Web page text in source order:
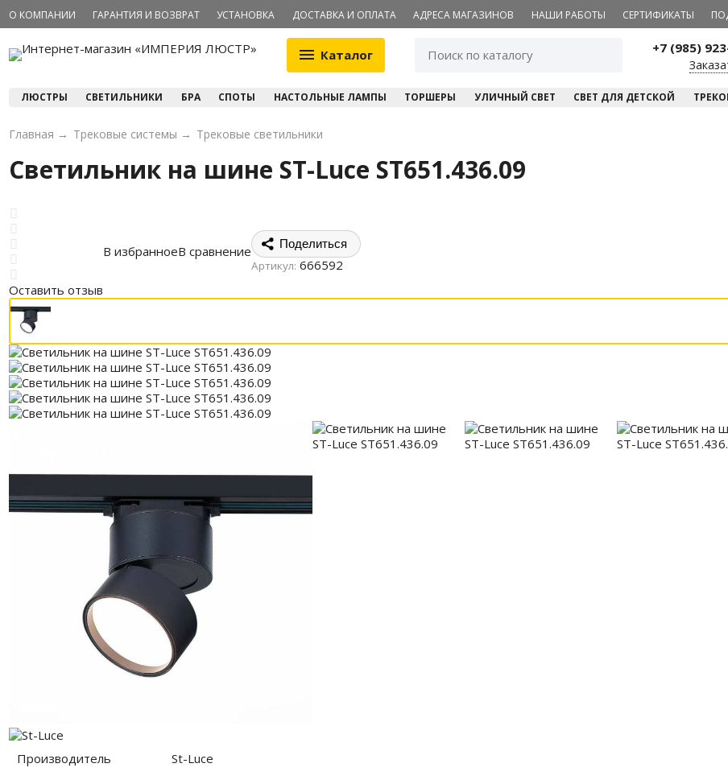
О КОМПАНИИ ГАРАНТИЯ И ВОЗВРАТ УСТАНОВКА ДОСТАВКА И ОПЛАТА АДРЕСА МАГАЗИНОВ НАШИ РАБОТЫ СЕРТИФИКАТЫ
Каталог +7 (985)
ЛЮСТРЫ СВЕТИЛЬНИКИ БРА СПОТЫ НАСТОЛЬНЫЕ ЛАМПЫ ТОРШЕРЫ УЛИЧНЫЙ СВЕТ СВЕТ ДЛЯ ДЕТСКОЙ
Главная → Трековые системы → Трековые светильники
Светильник на шине ST-Luce ST651.436.09
Оставить отзыв
В избранноеВ сравнение Поделиться
Артикул: 666592
Производитель
St-Luce